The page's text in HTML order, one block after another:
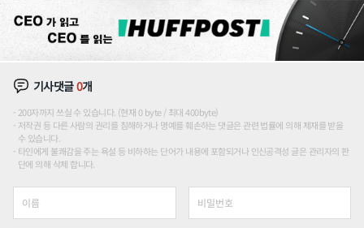
기사댓글0개
200자까지 쓰실 수 있습니다. (현재 0 byte / 최대 400byte)
저작권 등 다른 사람의 권리를 침해하거나 명예를 훼손하는 댓글은 관련 법률에 의해 제재를 받을
수 있습니다.
타인에게 불쾌감을 주는 욕설 등 비하하는 단어가 내용에 포함되거나 인신공격성 글은 관리자의 판
단에 의해 삭제 합니다.